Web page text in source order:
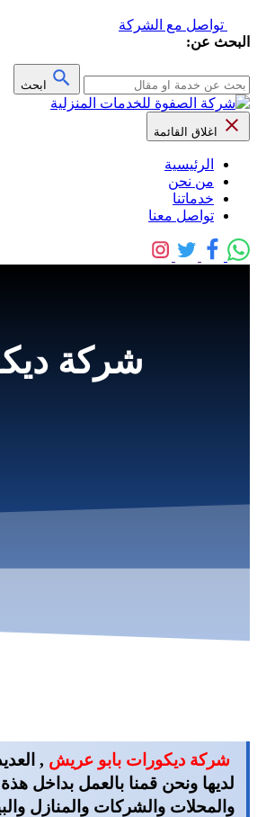
تواصل مع الشركة
البحث عن:
ابحث
اغلاق القائمة
الرئيسية
من نحن
خدماتنا
تواصل معنا
شركة ديكورات بأبو
شركة ديكورات بابو عريش ,
لديها ونحن قمنا بالعمل بداخل
والمحلات والشركات والمنازل